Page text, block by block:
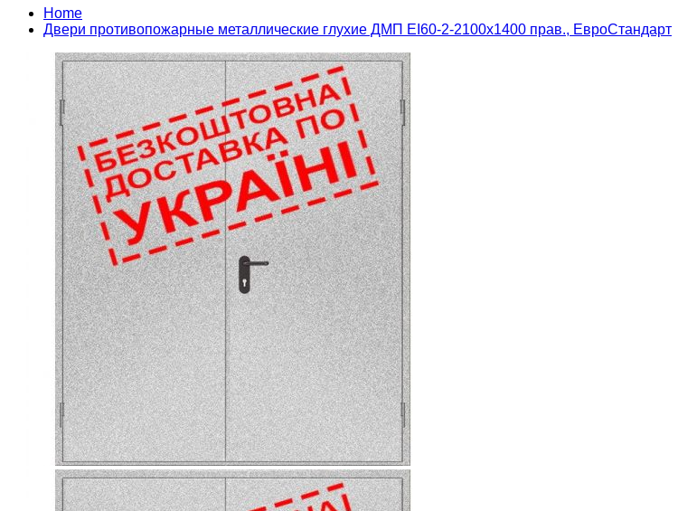
Home
Двери противопожарные металлические глухие ДМП ЕІ60-2-2100x1400 прав., ЕвроСтандарт